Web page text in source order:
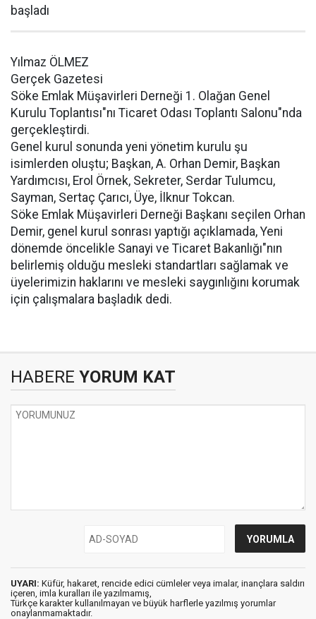
başladı
Yılmaz ÖLMEZ
Gerçek Gazetesi
Söke Emlak Müşavirleri Derneği 1. Olağan Genel
Kurulu Toplantısı"nı Ticaret Odası Toplantı Salonu"nda
gerçekleştirdi.
Genel kurul sonunda yeni yönetim kurulu şu
isimlerden oluştu; Başkan, A. Orhan Demir, Başkan
Yardımcısı, Erol Örnek, Sekreter, Serdar Tulumcu,
Sayman, Sertaç Çarıcı, Üye, İlknur Tokcan.
Söke Emlak Müşavirleri Derneği Başkanı seçilen Orhan
Demir, genel kurul sonrası yaptığı açıklamada, Yeni
dönemde öncelikle Sanayi ve Ticaret Bakanlığı"nın
belirlemiş olduğu mesleki standartları sağlamak ve
üyelerimizin haklarını ve mesleki saygınlığını korumak
için çalışmalara başladık dedi.
HABERE YORUM KAT
UYARI: Küfür, hakaret, rencide edici cümleler veya imalar, inançlara saldırı
içeren, imla kuralları ile yazılmamış,
Türkçe karakter kullanılmayan ve büyük harflerle yazılmış yorumlar
onaylanmamaktadır.